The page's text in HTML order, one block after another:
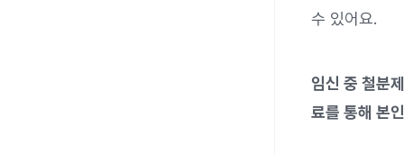
수 있어요.
임신 중 철분
료를 통해 본